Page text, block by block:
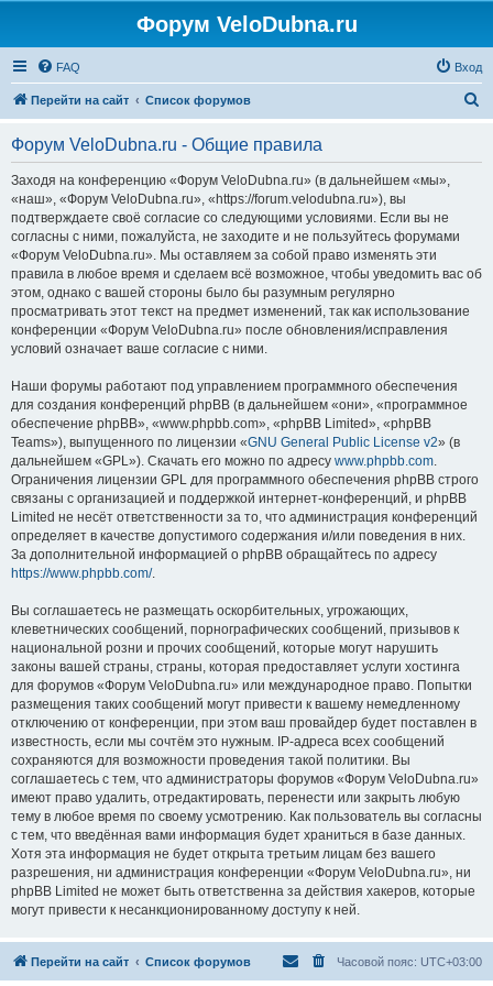
Форум VeloDubna.ru
FAQ Вход
Перейти на сайт Список форумов
Форум VeloDubna.ru - Общие правила
Заходя на конференцию «Форум VeloDubna.ru» (в дальнейшем «мы»,
«наш», «Форум VeloDubna.ru», «https://forum.velodubna.ru»), вы
подтверждаете своё согласие со следующими условиями. Если вы не
согласны с ними, пожалуйста, не заходите и не пользуйтесь форумами
«Форум VeloDubna.ru». Мы оставляем за собой право изменять эти
правила в любое время и сделаем всё возможное, чтобы уведомить вас об
этом, однако с вашей стороны было бы разумным регулярно
просматривать этот текст на предмет изменений, так как использование
конференции «Форум VeloDubna.ru» после обновления/исправления
условий означает ваше согласие с ними.
Наши форумы работают под управлением программного обеспечения
для создания конференций phpBB (в дальнейшем «они», «программное
обеспечение phpBB», «www.phpbb.com», «phpBB Limited», «phpBB
Teams»), выпущенного по лицензии «GNU General Public License v2» (в
дальнейшем «GPL»). Скачать его можно по адресу www.phpbb.com.
Ограничения лицензии GPL для программного обеспечения phpBB строго
связаны с организацией и поддержкой интернет-конференций, и phpBB
Limited не несёт ответственности за то, что администрация конференций
определяет в качестве допустимого содержания и/или поведения в них.
За дополнительной информацией о phpBB обращайтесь по адресу
https://www.phpbb.com/.
Вы соглашаетесь не размещать оскорбительных, угрожающих,
клеветнических сообщений, порнографических сообщений, призывов к
национальной розни и прочих сообщений, которые могут нарушить
законы вашей страны, страны, которая предоставляет услуги хостинга
для форумов «Форум VeloDubna.ru» или международное право. Попытки
размещения таких сообщений могут привести к вашему немедленному
отключению от конференции, при этом ваш провайдер будет поставлен в
известность, если мы сочтём это нужным. IP-адреса всех сообщений
сохраняются для возможности проведения такой политики. Вы
соглашаетесь с тем, что администраторы форумов «Форум VeloDubna.ru»
имеют право удалить, отредактировать, перенести или закрыть любую
тему в любое время по своему усмотрению. Как пользователь вы согласны
с тем, что введённая вами информация будет храниться в базе данных.
Хотя эта информация не будет открыта третьим лицам без вашего
разрешения, ни администрация конференции «Форум VeloDubna.ru», ни
phpBB Limited не может быть ответственна за действия хакеров, которые
могут привести к несанкционированному доступу к ней.
Перейти на сайт Список форумов Часовой пояс: UTC+03:00